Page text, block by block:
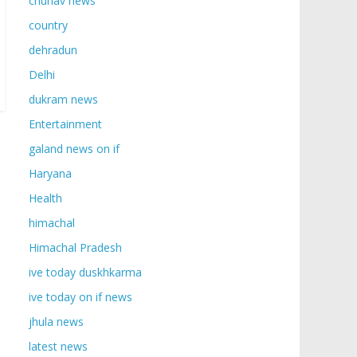
country
dehradun
Delhi
dukram news
Entertainment
galand news on if
Haryana
Health
himachal
Himachal Pradesh
ive today duskhkarma
ive today on if news
jhula news
latest news